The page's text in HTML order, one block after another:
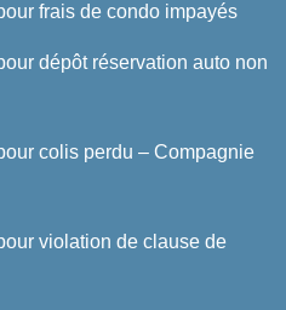
frais de condo impayés
dépôt réservation auto non
colis perdu – Compagnie
violation de clause de